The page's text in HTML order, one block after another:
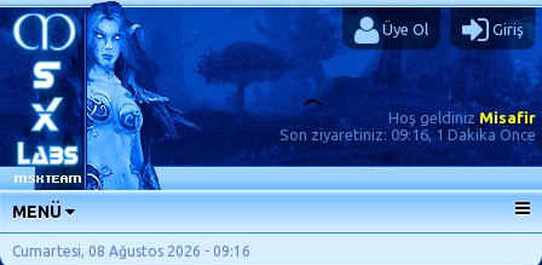
Üye Ol Giriş
Hoş geldinizMisafir
Son ziyaretiniz: 09:16, 1 Dakika Önce
MENÜ
ANA SAYFA
Cumartesi, 08 Ağustos 2026 - 09:16